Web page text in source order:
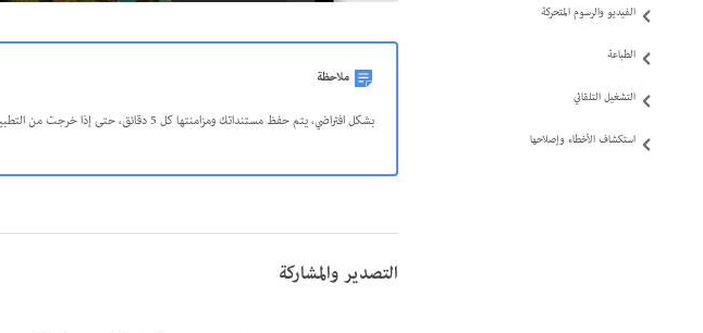
الفيديو والرسوم المتحركة
الطباعة
التشغيل التلقائي
استكشاف الأخطاء وإصلاحها
ملاحظة
بشكل افتراضي، يتم حفظ مستنداتك ومزامنتها كل 5 دقائق، حتى إذا خرجت من التطبيق أو تم ضبطه في الخلفية أو حتى إذا تعطل جهازك.
التصدير والمشاركة